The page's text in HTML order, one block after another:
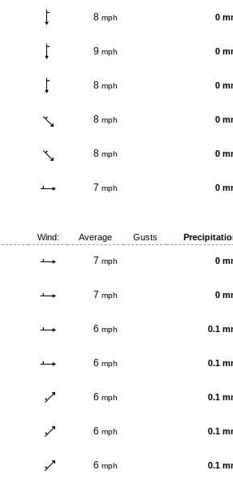
8 mph 0
9 mph 0
8 mph 0
8 mph 0
8 mph 0
7 mph 0
Wind: Average Gusts
7 mph 0
7 mph 0
6 mph 0.1
6 mph 0.1
6 mph 0.1
6 mph 0.1
6 mph 0.1